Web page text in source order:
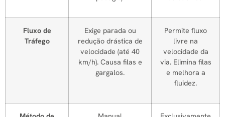
Fluxo de
Tráfego
Exige parada ou
redução drástica de
velocidade (até 40
km/h). Causa filas e
gargalos.
Permite fluxo
livre na
velocidade da
via. Elimina filas
e melhora a
fluidez.